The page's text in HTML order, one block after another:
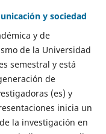
y sociedad
y de
de la Universidad
semestral y está
de
(es) y
inicia un
la investigación en